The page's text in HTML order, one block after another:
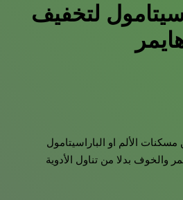
لتخفيف
الألم او الباراسيتامول
والخوف بدلا من تناول الأدوية